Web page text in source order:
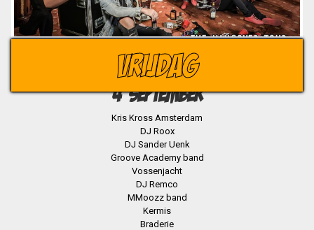
VRIJDAG
4 SEPTEMBER
Kris Kross Amsterdam
DJ Roox
DJ Sander Uenk
Groove Academy band
Vossenjacht
DJ Remco
MMoozz band
Kermis
Braderie